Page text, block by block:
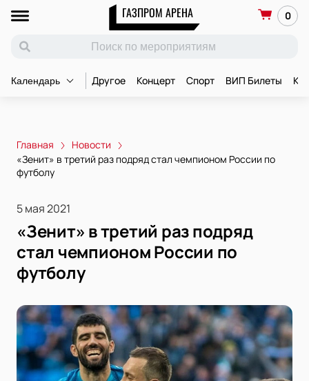
ГАЗПРОМ АРЕНА 0
Календарь Другое Концерт Спорт ВИП Билеты
Главная
Новости
«Зенит» в третий раз подряд стал чемпионом России по
футболу
5 мая 2021
«Зенит» в третий раз подряд
стал чемпионом России по
футболу